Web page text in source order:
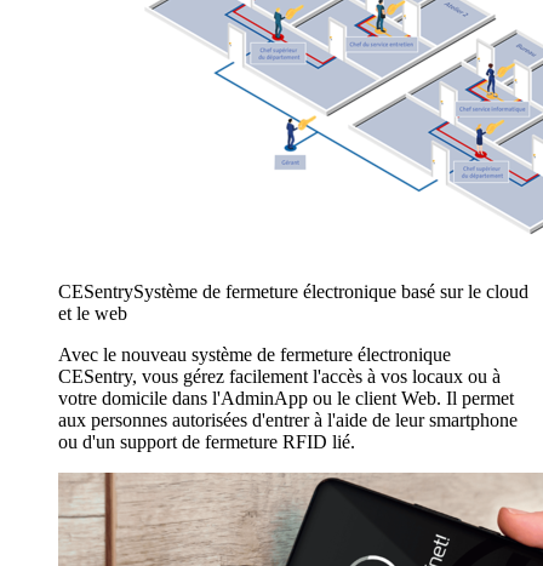
CESentrySystème de fermeture électronique basé sur le cloud
et le web
Avec le nouveau système de fermeture électronique
CESentry, vous gérez facilement l'accès à vos locaux ou à
votre domicile dans l'AdminApp ou le client Web. Il permet
aux personnes autorisées d'entrer à l'aide de leur smartphone
ou d'un support de fermeture RFID lié.